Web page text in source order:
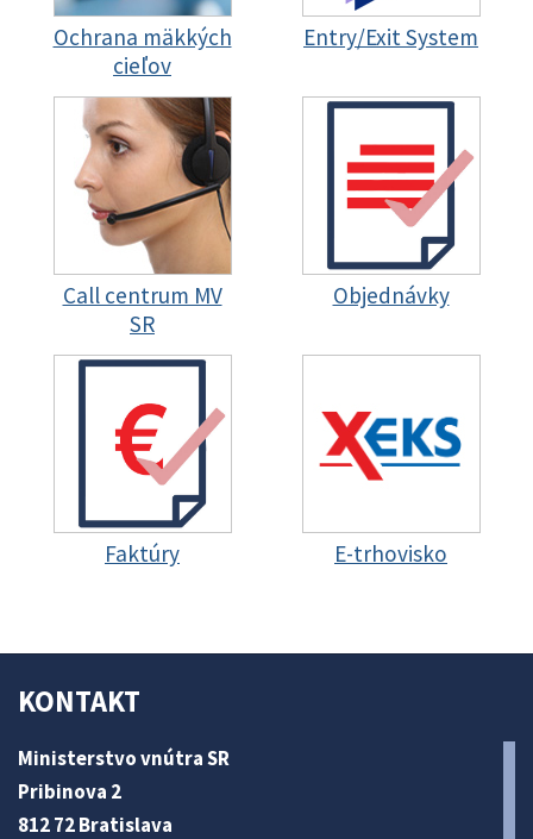
Ochrana mäkkých
cieľov
Entry/Exit System
Call centrum MV
SR
Objednávky
Faktúry E-trhovisko
KONTAKT
Ministerstvo vnútra SR
Pribinova 2
812 72 Bratislava